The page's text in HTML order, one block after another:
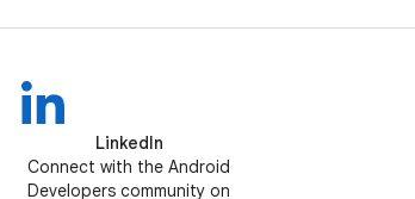
LinkedIn
Connect with the Android
Developers community on